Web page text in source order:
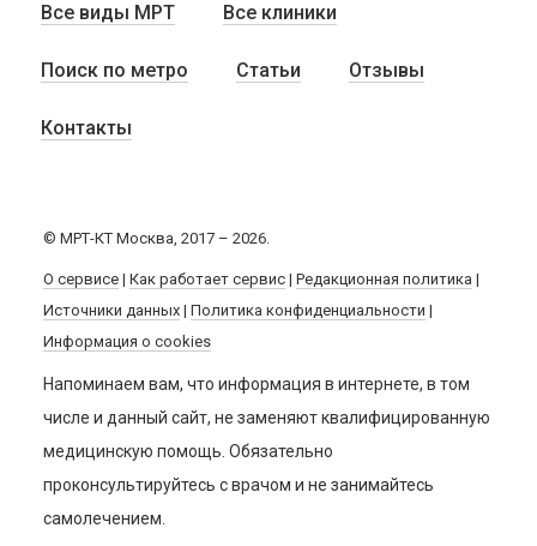
Все виды МРТ Все клиники
Поиск по метро Статьи Отзывы
Контакты
© МРТ-КТ Москва, 2017 – 2026.
О сервисе| Как работает сервис| Редакционная политика |
Источники данных| Политика конфиденциальности |
Информация о cookies
Напоминаем вам, что информация в интернете, в том
числе и данный сайт, не заменяют квалифицированную
медицинскую помощь. Обязательно
проконсультируйтесь с врачом и не занимайтесь
самолечением.